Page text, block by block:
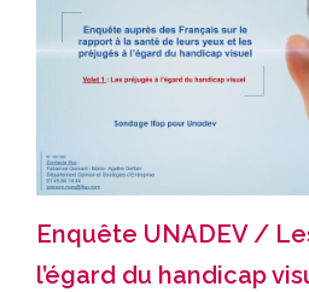
Enquête UNADEV /
l’égard du handicap